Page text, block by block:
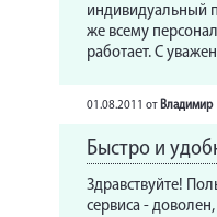
индивидуальный
же всему
работает. С
01.08.2011 от Владимир
Быстро и
Здравствуйте!
сервиса -